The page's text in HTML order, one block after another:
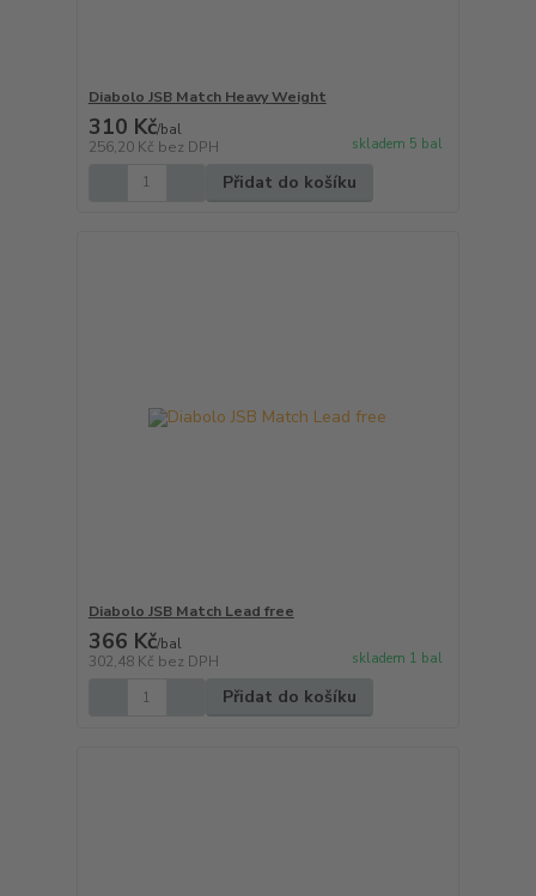
Diabolo JSB Match Heavy Weight
310 Kč/bal
256,20 Kč bez DPH skladem 5 bal
Přidat do košíku
Diabolo JSB Match Lead free
366 Kč/bal
302,48 Kč bez DPH skladem 1 bal
Přidat do košíku